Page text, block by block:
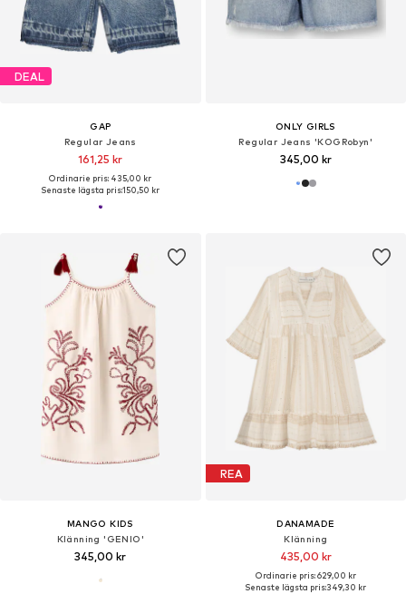
DEAL
GAP
Regular Jeans
161,25 kr
Ordinarie pris: 435,00 kr
Senaste lägsta pris:150,50 kr
ONLY GIRLS
Regular Jeans 'KOGRobyn'
345,00 kr
MANGO KIDS
Klänning 'GENIO'
345,00 kr
REA
DANAMADE
Klänning
435,00 kr
Ordinarie pris: 629,00 kr
Senaste lägsta pris:349,30 kr